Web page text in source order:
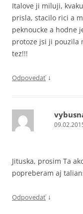
Italove ji miluji,
prisla, stacilo rici a
peknoucke a hodne
protoze jsi ji pouzila
tez!!!
Odpovedať ↓
Jituska, prosim Ta
popreberam aj
Odpovedať ↓